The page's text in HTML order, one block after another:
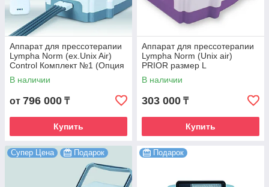
Аппарат для прессотерапии
Lympha Norm (ex.Unix Air)
Control Комплект №1 (Опция
талия + Опция рука)
В наличии
от 796 000 ₸
Купить
Аппарат для прессотерапии
Lympha Norm (Unix air)
PRIOR размер L
В наличии
303 000 ₸
Купить
Супер Цена Подарок Подарок